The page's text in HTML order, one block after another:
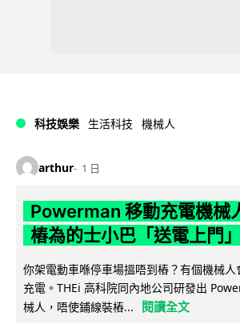
科技娛樂 生活科技 機械人
arthur 1 日
Powerman 移動充電機械
樁為的士小巴「送電上門」
你架電動車喺停車場搵唔到樁？有個機械
充電。THEi 高科院同內地公司研發出
械人，唔使鋪線裝樁...
閱讀全文